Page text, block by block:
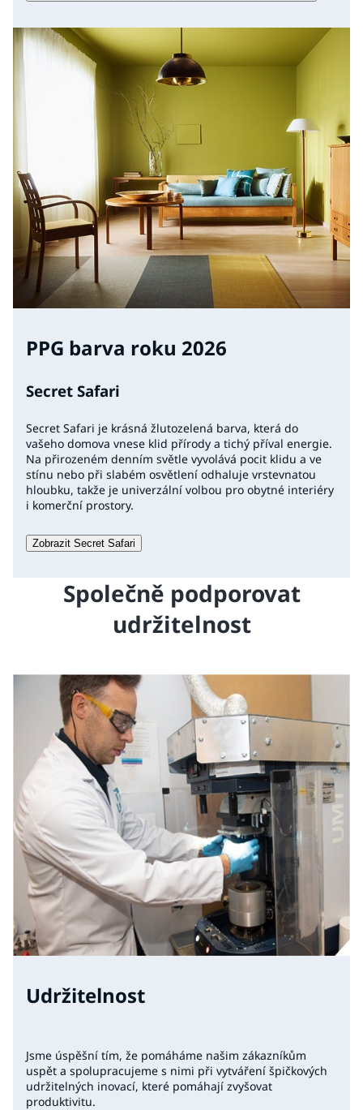
PPG barva roku 2026
Secret Safari
Secret Safari je krásná žlutozelená barva, která do
vašeho domova vnese klid přírody a tichý příval energie.
Na přirozeném denním světle vyvolává pocit klidu a ve
stínu nebo při slabém osvětlení odhaluje vrstevnatou
hloubku, takže je univerzální volbou pro obytné interiéry
i komerční prostory.
Zobrazit Secret Safari
Společně podporovat
udržitelnost
Udržitelnost
Jsme úspěšní tím, že pomáháme našim zákazníkům
uspět a spolupracujeme s nimi při vytváření špičkových
udržitelných inovací, které pomáhají zvyšovat
produktivitu.